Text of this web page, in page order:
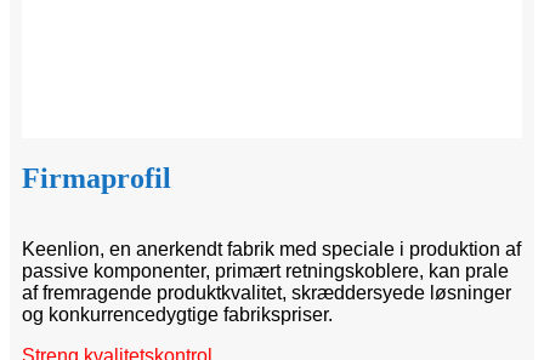
Firmaprofil
Keenlion, en anerkendt fabrik med speciale i produktion af
passive komponenter, primært retningskoblere, kan prale
af fremragende produktkvalitet, skræddersyede løsninger
og konkurrencedygtige fabrikspriser.
Streng kvalitetskontrol